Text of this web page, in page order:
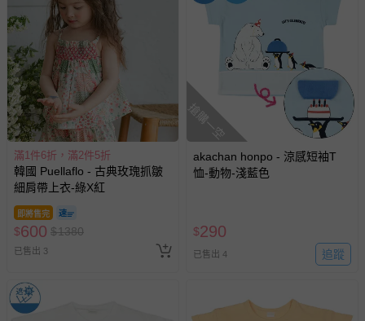
您所購買的商品享有7天的鑑賞期／猶豫期權益，但此期間
並非試用期，您所退回的商品必須是未經使用的全新狀態，
包含完整包裝、配件、說明文件及贈品等。
如需退換貨，請於收到商品7天（含例假日內提出），如為
瑕疵退換貨所產生的運費，將由媽咪愛負責處理，若非瑕疵
退貨，您可至『查詢訂單』>『已出貨』中查詢該筆訂單，
並點選『我要退貨』即可進行申請。若有相關退貨問題，請
至媽咪愛LINE@客服ID: @mamilove我們將依序為您處理
與服務，謝謝。
針對滿件折/滿額贈…等活動，如因部份退貨，而該訂單保
留商品未達活動門檻，將以原價計算，活動贈品亦需一併退
回。
部分商品依據消費者保護法的規定，不適用七天鑑賞期/猶
豫期範圍：
滿1件6折，滿2件5折
韓國 Puellaflo - 古典玫瑰抓皺
細肩帶上衣-綠X紅
即將售完
$600 $1380
已售出 3
搶購一空
akachan honpo - 涼感短袖T
恤-動物-淺藍色
$290
已售出 4 追蹤